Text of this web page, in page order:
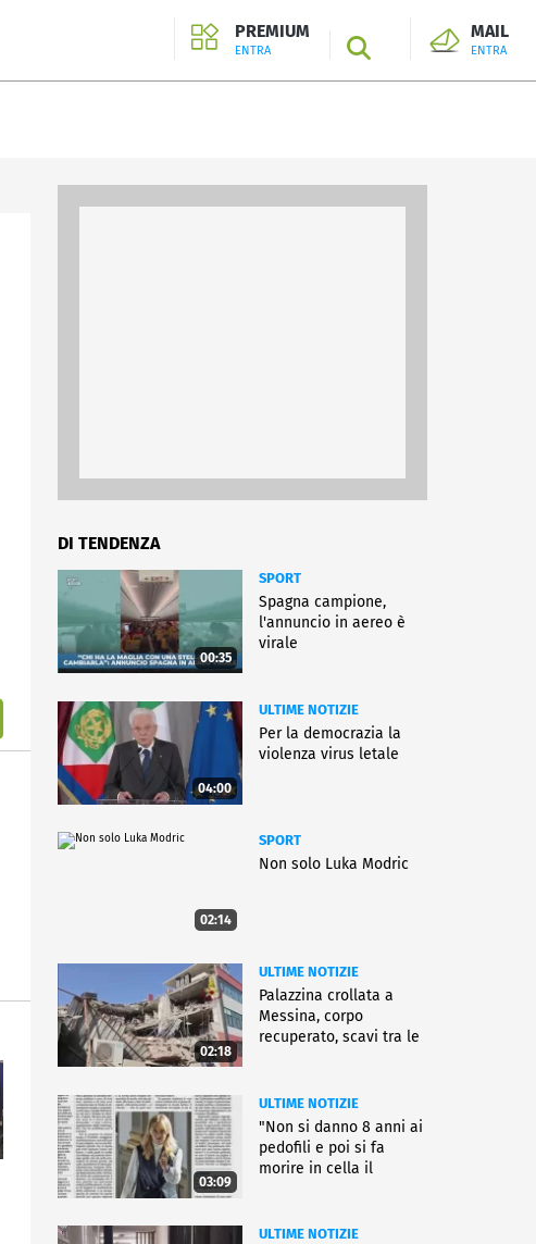
PREMIUM
ENTRA SEARCH
MAIL
ENTRA
DI TENDENZA
00:35
SPORT
Spagna campione,
l'annuncio in aereo è
virale
04:00
ULTIME NOTIZIE
Per la democrazia la
violenza virus letale
02:14
SPORT
Non solo Luka Modric
02:18
ULTIME NOTIZIE
Palazzina crollata a
Messina, corpo
recuperato, scavi tra le
03:09
ULTIME NOTIZIE
"Non si danno 8 anni ai
pedofili e poi si fa
morire in cella il
ULTIME NOTIZIE